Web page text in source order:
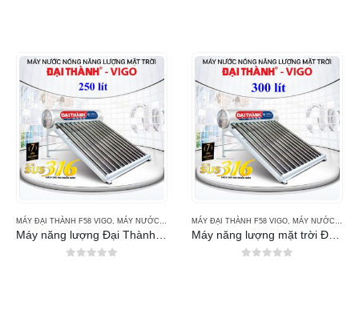
MÁY ĐẠI THÀNH F58 VIGO, MÁY NƯỚC NÓNG NĂNG LƯỢNG MẶT TRỜI ĐẠI THÀNH
Máy năng lượng Đại Thành 250l Vigo F58
MÁY ĐẠI THÀNH F58 VIGO, MÁY NƯỚC NÓNG NĂNG LƯỢNG MẶT TRỜI ĐẠI THÀNH
Máy năng lượng mặt trời Đại Thành 300l F58 Vigo